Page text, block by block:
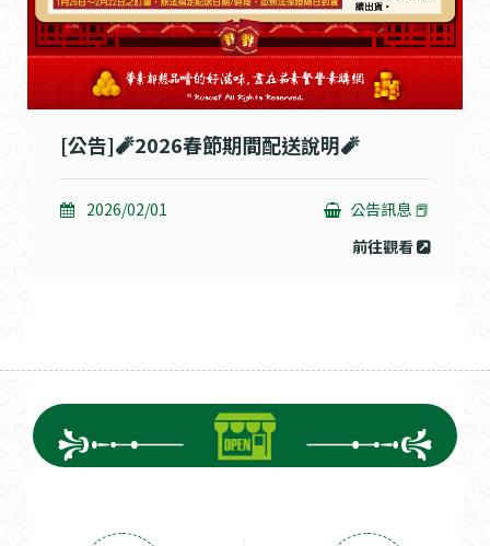
[公告]🧨2026春節期間配送說明🧨
2026/02/01
公告訊息 📕
前往觀看